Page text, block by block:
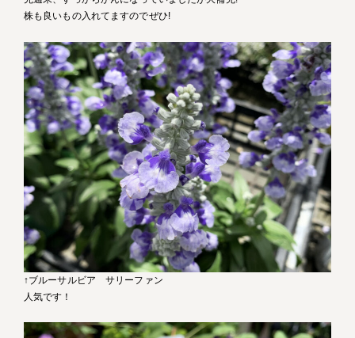
株も良いもの入れてますのでぜひ!
↑ブルーサルビア サリーファン
人気です！